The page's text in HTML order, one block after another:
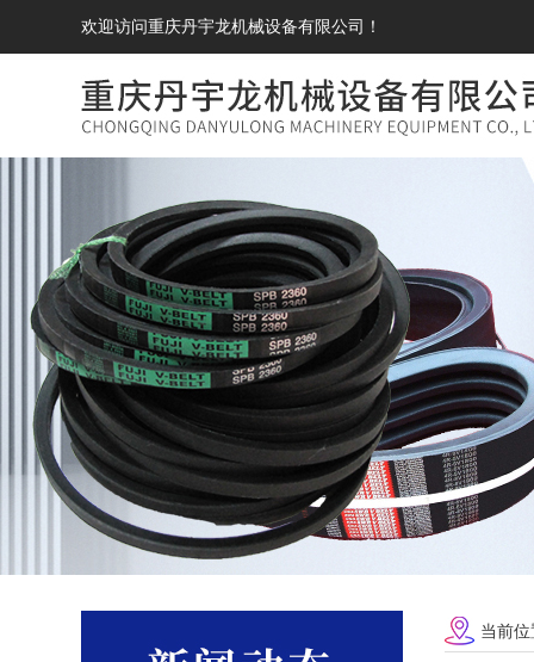
欢迎访问重庆丹宇龙机械设备有限公司！
当前